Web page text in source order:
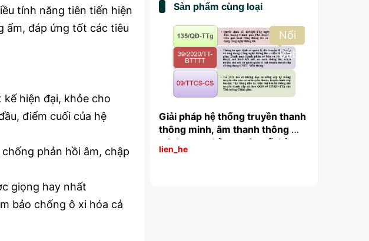
tính năng tiên tiến hiện
ẩm, đáp ứng tốt các tiêu
hiện đại, khỏe cho
điểm cuối của hệ
phản hồi âm, chập
giọng hay nhất
bảo chống ô xi hóa cả
Sản phẩm cùng loại
Giải pháp hệ thống truyền thanh
nguyên ...
lien_he
Nổi
Bật
Giải pháp hệ thống truyền thanh
thông minh, âm thanh thông
minh trong kỷ nguyên số, kỷ
nguyên ...
lien_he